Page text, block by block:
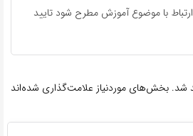
با موضوع آموزش مطرح شود تایید
شد. بخش‌های موردنیاز علامت‌گذاری شده‌اند